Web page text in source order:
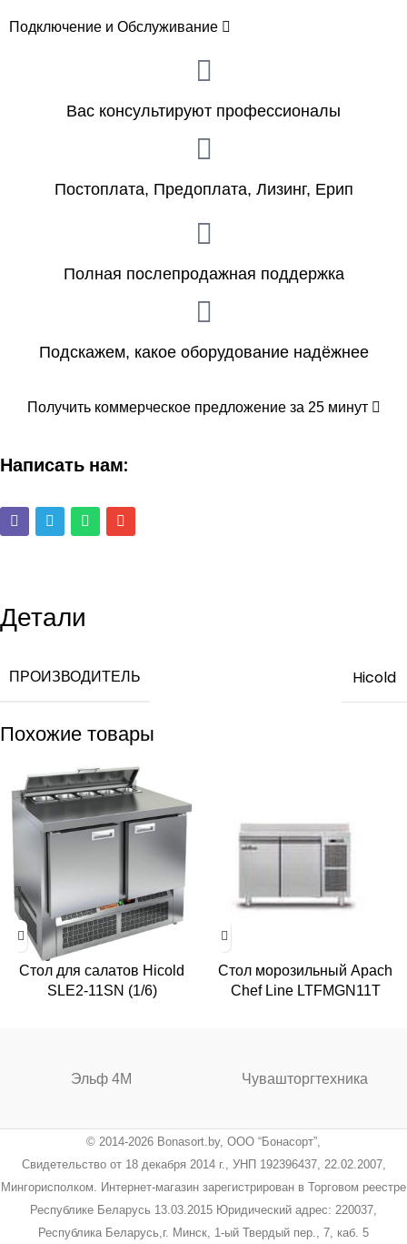
Подключение и Обслуживание
Вас консультируют профессионалы
Постоплата, Предоплата, Лизинг, Ерип
Полная послепродажная поддержка
Подскажем, какое оборудование надёжнее
Получить коммерческое предложение за 25 минут
Написать нам:
Детали
ПРОИЗВОДИТЕЛЬ Hicold
Похожие товары
Стол для салатов Hicold
SLE2-11SN (1/6)
Стол морозильный Apach
Chef Line LTFMGN11T
Эльф 4М Чувашторгтехника
© 2014-2026 Bonasort.by, ООО “Бонасорт”,
Свидетельство от 18 декабря 2014 г., УНП 192396437, 22.02.2007,
Мингорисполком. Интернет-магазин зарегистрирован в Торговом реестре
Республике Беларусь 13.03.2015 Юридический адрес: 220037,
Республика Беларусь,г. Минск, 1-ый Твердый пер., 7, каб. 5